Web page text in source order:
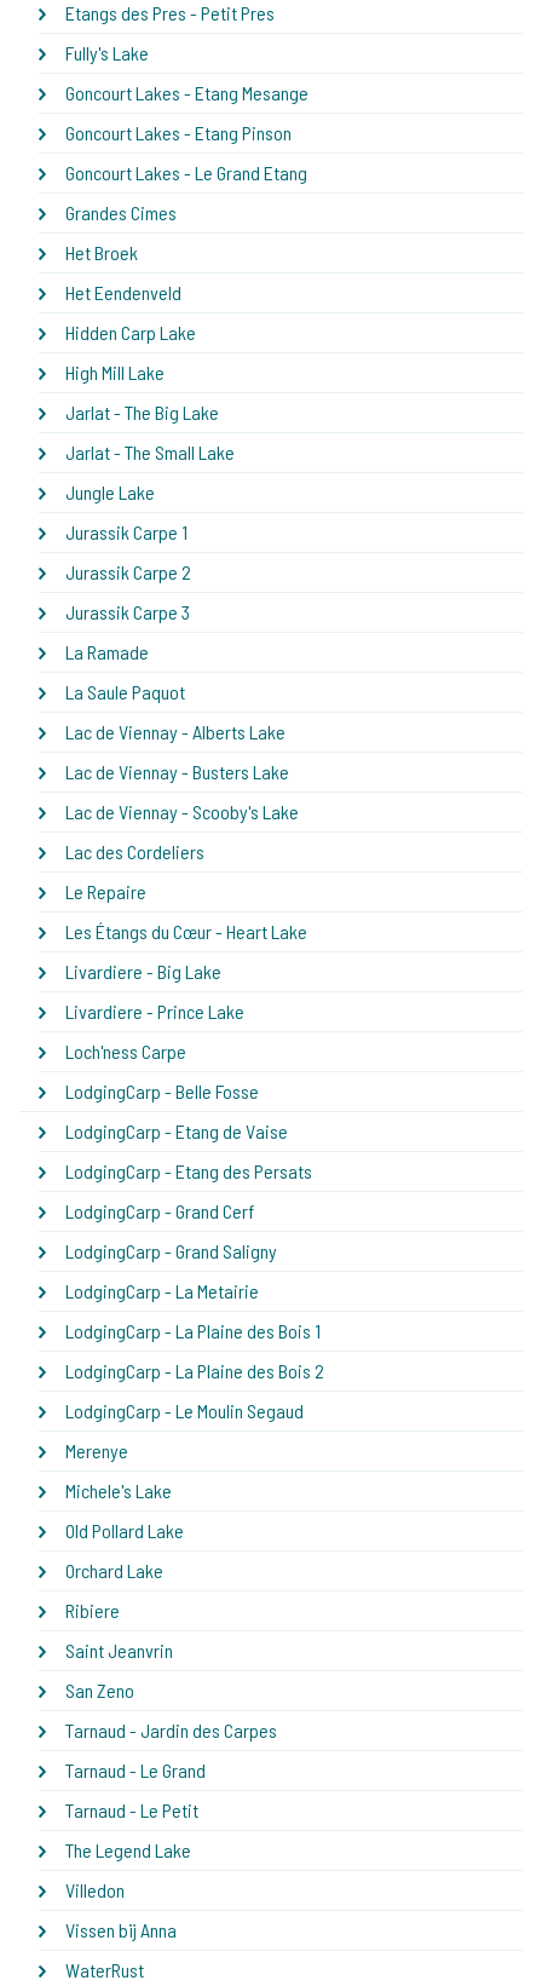
Etangs des Pres - Petit Pres
Fully's Lake
Goncourt Lakes - Etang Mesange
Goncourt Lakes - Etang Pinson
Goncourt Lakes - Le Grand Etang
Grandes Cimes
Het Broek
Het Eendenveld
Hidden Carp Lake
High Mill Lake
Jarlat - The Big Lake
Jarlat - The Small Lake
Jungle Lake
Jurassik Carpe 1
Jurassik Carpe 2
Jurassik Carpe 3
La Ramade
La Saule Paquot
Lac de Viennay - Alberts Lake
Lac de Viennay - Busters Lake
Lac de Viennay - Scooby's Lake
Lac des Cordeliers
Le Repaire
Les Étangs du Cœur - Heart Lake
Livardiere - Big Lake
Livardiere - Prince Lake
Loch'ness Carpe
LodgingCarp - Belle Fosse
LodgingCarp - Etang de Vaise
LodgingCarp - Etang des Persats
LodgingCarp - Grand Cerf
LodgingCarp - Grand Saligny
LodgingCarp - La Metairie
LodgingCarp - La Plaine des Bois 1
LodgingCarp - La Plaine des Bois 2
LodgingCarp - Le Moulin Segaud
Merenye
Michele's Lake
Old Pollard Lake
Orchard Lake
Ribiere
Saint Jeanvrin
San Zeno
Tarnaud - Jardin des Carpes
Tarnaud - Le Grand
Tarnaud - Le Petit
The Legend Lake
Villedon
Vissen bij Anna
WaterRust